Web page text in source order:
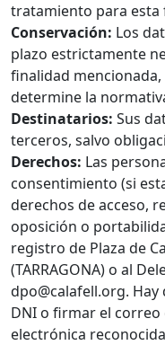
tratamiento para esta
Conservación: Los
plazo estrictamente
finalidad
determine la
Destinatarios: Sus
terceros, salvo
Derechos: Las
consentimiento (si
derechos de acceso,
oposición o
registro de Plaza de
(TARRAGONA) o al
dpo@calafell.org.
DNI o firmar el
electrónica